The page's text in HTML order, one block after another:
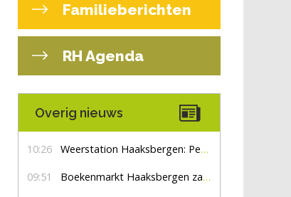
Familieberichten
RH Agenda
Overig nieuws
10:26 Weerstation Haaksbergen: Perioden met zon en droog
09:51 Boekenmarkt Haaksbergen zaterdag 8 augustus, marktplein Haaksbergen